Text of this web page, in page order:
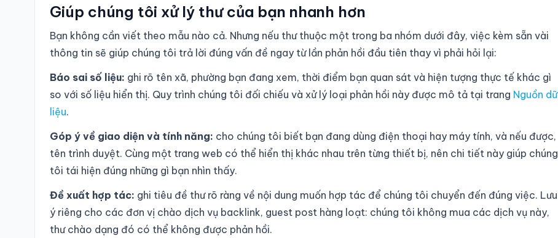
Giúp chúng tôi xử lý thư của bạn nhanh hơn
Bạn không cần viết theo mẫu nào cả. Nhưng nếu thư thuộc một trong ba nhóm dưới đây, việc kèm sẵn vài
thông tin sẽ giúp chúng tôi trả lời đúng vấn đề ngay từ lần phản hồi đầu tiên thay vì phải hỏi lại:
Báo sai số liệu: ghi rõ tên xã, phường bạn đang xem, thời điểm bạn quan sát và hiện tượng thực tế khác gì
so với số liệu hiển thị. Quy trình chúng tôi đối chiếu và xử lý loại phản hồi này được mô tả tại trang Nguồn dữ
liệu.
Góp ý về giao diện và tính năng: cho chúng tôi biết bạn đang dùng điện thoại hay máy tính, và nếu được,
tên trình duyệt. Cùng một trang web có thể hiển thị khác nhau trên từng thiết bị, nên chi tiết này giúp chúng
tôi tái hiện đúng những gì bạn nhìn thấy.
Đề xuất hợp tác: ghi tiêu đề thư rõ ràng về nội dung muốn hợp tác để chúng tôi chuyển đến đúng việc. Lưu
ý riêng cho các đơn vị chào dịch vụ backlink, guest post hàng loạt: chúng tôi không mua các dịch vụ này,
thư chào dạng đó có thể không được phản hồi.